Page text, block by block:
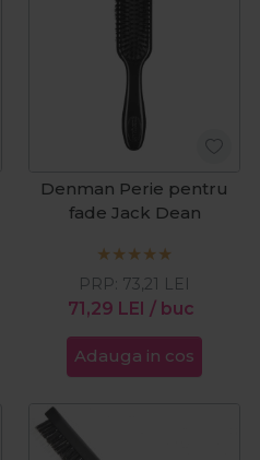
Denman Perie pentru
fade Jack Dean
71,29 LEI / buc
PRP: 73,21 LEI
Adauga in cos